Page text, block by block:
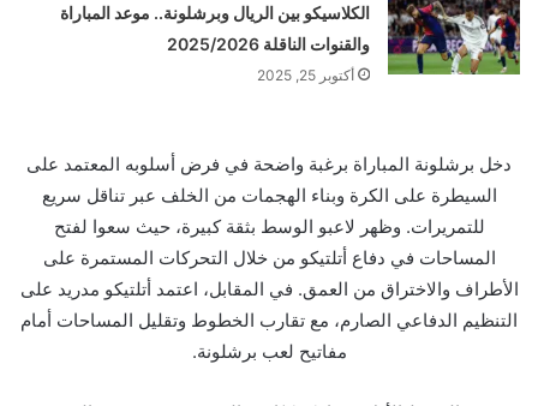
الكلاسيكو بين الريال وبرشلونة.. موعد المباراة
والقنوات الناقلة 2025/2026
أكتوبر 25, 2025
دخل برشلونة المباراة برغبة واضحة في فرض أسلوبه المعتمد على
السيطرة على الكرة وبناء الهجمات من الخلف عبر تناقل سريع
للتمريرات. وظهر لاعبو الوسط بثقة كبيرة، حيث سعوا لفتح
المساحات في دفاع أتلتيكو من خلال التحركات المستمرة على
الأطراف والاختراق من العمق. في المقابل، اعتمد أتلتيكو مدريد على
التنظيم الدفاعي الصارم، مع تقارب الخطوط وتقليل المساحات أمام
مفاتيح لعب برشلونة.